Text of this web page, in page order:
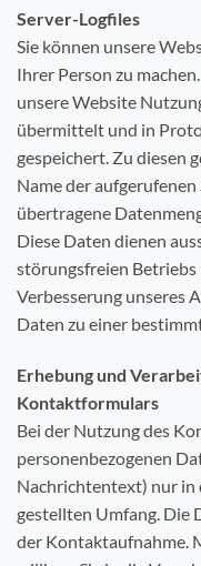
Server-Logfiles
Sie können unsere
Ihrer Person zu
unsere Website
übermittelt und in
gespeichert. Zu diesen
Name der
übertragene
Diese Daten dienen
störungsfreien
Verbesserung unseres
Daten zu einer
Erhebung und
Kontaktformulars
Bei der Nutzung des
personenbezogenen
Nachrichtentext) nur in
gestellten Umfang. Die
der Kontaktaufnahme.